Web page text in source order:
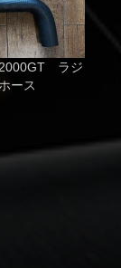
ラジ
ース